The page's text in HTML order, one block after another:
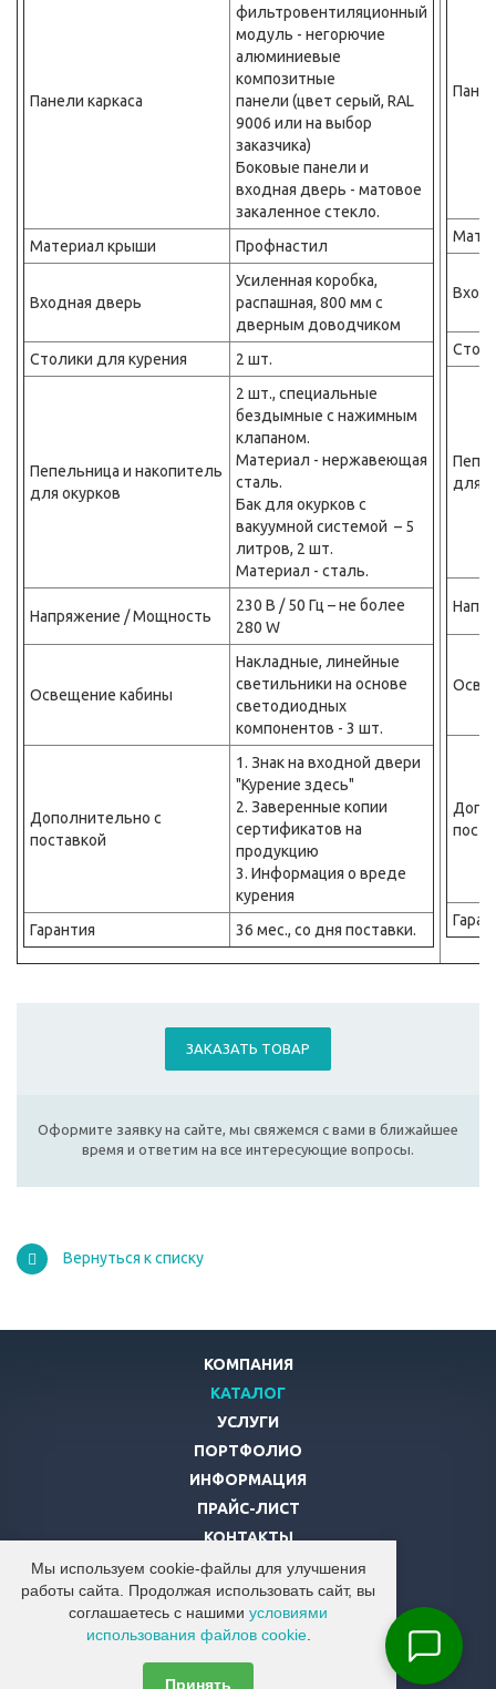
Мы используем cookie-файлы для улучшения
работы сайта. Продолжая использовать сайт, вы
соглашаетесь с нашими условиями
использования файлов cookie.
Принять
Панели каркаса
фильтровентиляционный
модуль - негорючие
алюминиевые
композитные
панели (цвет серый, RAL
9006 или на выбор
заказчика)
Боковые панели и
входная дверь - матовое
закаленное стекло.
Материал крыши
Профнастил
Входная дверь
Усиленная коробка,
распашная, 800 мм с
дверным доводчиком
Столики для курения
2 шт.
Пепельница и накопитель
для окурков
2 шт., специальные
бездымные с нажимным
клапаном.
Материал - нержавеющая
сталь.
Бак для окурков с
вакуумной системой – 5
литров, 2 шт.
Материал - сталь.
Напряжение / Мощность
230 В / 50 Гц – не более
280 W
Освещение кабины
Накладные, линейные
светильники на основе
светодиодных
компонентов - 3 шт.
Дополнительно с
поставкой
1. Знак на входной двери
"Курение здесь"
2. Заверенные копии
сертификатов на
продукцию
3. Информация о вреде
курения
Гарантия
36 мес., со дня поставки.
для
ЗАКАЗАТЬ ТОВАР
Оформите заявку на сайте, мы свяжемся с вами в ближайшее
время и ответим на все интересующие вопросы.
Вернуться к списку
КОМПАНИЯ
КАТАЛОГ
УСЛУГИ
ПОРТФОЛИО
ИНФОРМАЦИЯ
ПРАЙС-ЛИСТ
КОНТАКТЫ
8 (800)500-31-24
info@ecocab.ru
© 2026 Компания "ЭКОВЕН"